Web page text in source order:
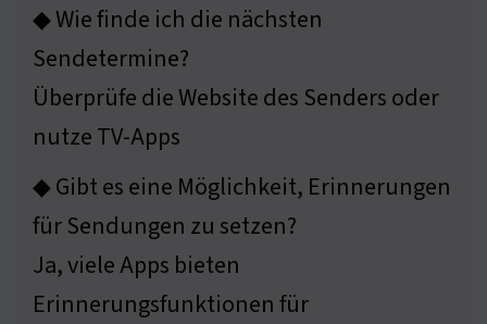
◆ Wie finde ich die nächsten
Sendetermine?
Überprüfe die Website des Senders oder
nutze TV-Apps
◆ Gibt es eine Möglichkeit, Erinnerungen
für Sendungen zu setzen?
Ja, viele Apps bieten
Erinnerungsfunktionen für